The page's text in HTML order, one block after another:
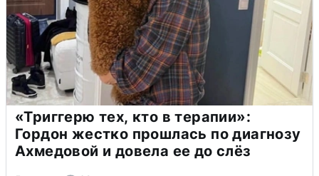
«Триггерю тех, кто в терапии»:
Гордон жестко прошлась по диагнозу
Ахмедовой и довела ее до слёз